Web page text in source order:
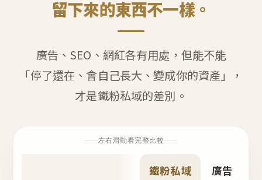
留下來的東西不一樣。
廣告、SEO、網紅各有用處，但能不能
「停了還在、會自己長大、變成你的資產」，
才是鐵粉私域的差別。
左右滑動看完整比較
鐵粉私域
廣告